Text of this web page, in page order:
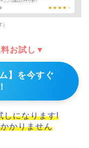
お試し▼
】を今すぐ
になります!
かりません